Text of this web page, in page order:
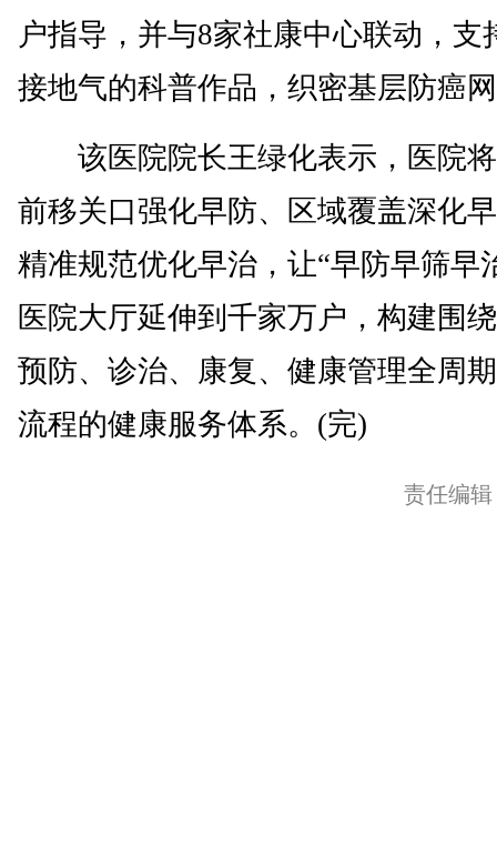
户指导，并与8家社康中心联动，支
接地气的科普作品，织密基层防癌
该医院院长王绿化表示，医院
前移关口强化早防、区域覆盖深化
精准规范优化早治，让“早防早筛早
医院大厅延伸到千家万户，构建围
预防、诊治、康复、健康管理全周
流程的健康服务体系。(完)
责任编